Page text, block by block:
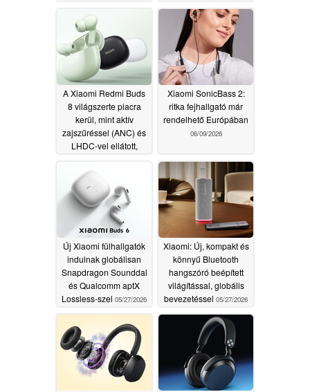
alváskövetést kínál
07/30/2026
A Xiaomi Redmi Buds
8 világszerte piacra
kerül, mint aktív
zajszűréssel (ANC) és
LHDC-vel ellátott,
06/21/2026
Xiaomi SonicBass 2:
ritka fejhallgató már
rendelhető Európában
06/09/2026
Új Xiaomi fülhallgatók
indulnak globálisan
Snapdragon Sounddal
és Qualcomm aptX
Lossless-szel 05/27/2026
Xiaomi: Új, kompakt és
könnyű Bluetooth
hangszóró beépített
világítással, globális
bevezetéssel 05/27/2026